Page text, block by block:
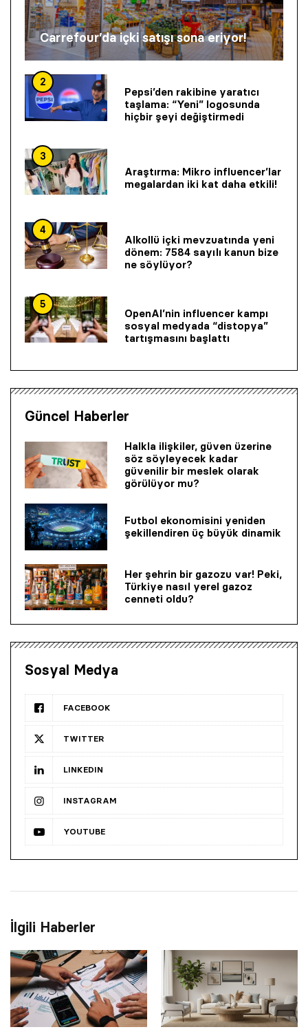
Carrefour’da içki satışı sona eriyor!
2
Pepsi’den rakibine yaratıcı
taşlama: “Yeni” logosunda
hiçbir şeyi değiştirmedi
3
Araştırma: Mikro influencer’lar
megalardan iki kat daha etkili!
4
Alkollü içki mevzuatında yeni
dönem: 7584 sayılı kanun bize
ne söylüyor?
5
OpenAI’nin influencer kampı
sosyal medyada “distopya”
tartışmasını başlattı
Güncel Haberler
Halkla ilişkiler, güven üzerine
söz söyleyecek kadar
güvenilir bir mes­lek olarak
görülüyor mu?
Futbol ekonomisini yeniden
şekillendiren üç büyük dinamik
Her şehrin bir gazozu var! Peki,
Türkiye nasıl yerel gazoz
cenneti oldu?
Sosyal Medya
FACEBOOK
TWITTER
LINKEDIN
INSTAGRAM
YOUTUBE
İlgili Haberler